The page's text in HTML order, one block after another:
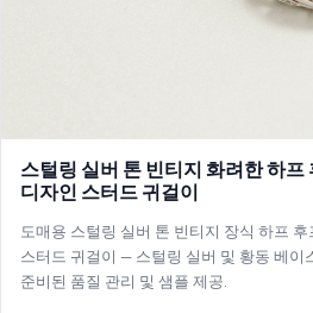
스털링 실버 톤 빈티지 화려한 하프
디자인 스터드 귀걸이
도매용 스털링 실버 톤 빈티지 장식 하프
스터드 귀걸이 — 스털링 실버 및 황동 베이
준비된 품질 관리 및 샘플 제공.